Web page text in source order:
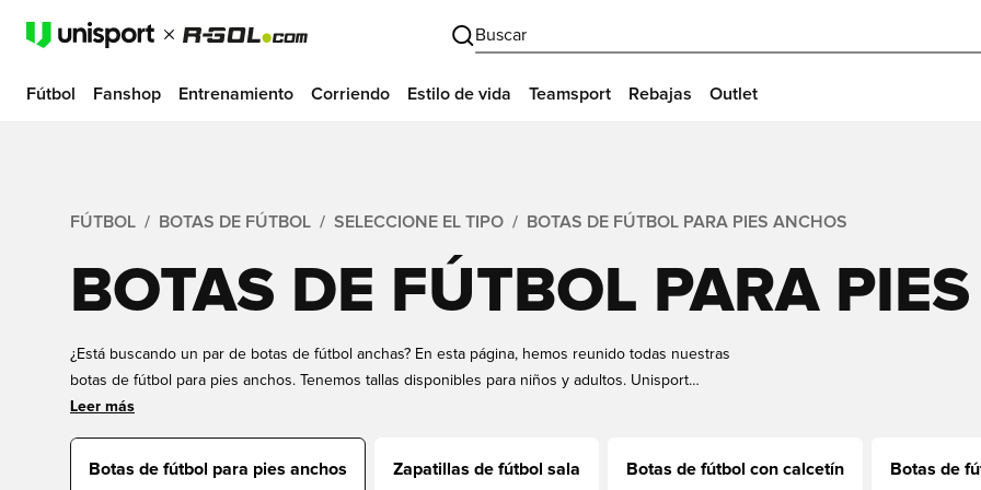
Buscar
Fútbol Fanshop Entrenamiento Corriendo Estilo de vida Teamsport Rebajas Outlet
FÚTBOL BOTAS DE FÚTBOL SELECCIONE EL TIPO BOTAS DE FÚTBOL PARA PIES ANCHOS
BOTAS DE FÚTBOL PARA
¿Está buscando un par de botas de fútbol anchas? En esta página, hemos reunido todas nuestras
botas de fútbol para pies anchos. Tenemos tallas disponibles para niños y adultos. Unisport
ofrece botas de fútbol de corte ancho de las marcas más importantes, como Nike, PUMA y
Leer más
Botas de fútbol para pies anchos Zapatillas de fútbol sala Botas de fútbol con calcetín Botas de